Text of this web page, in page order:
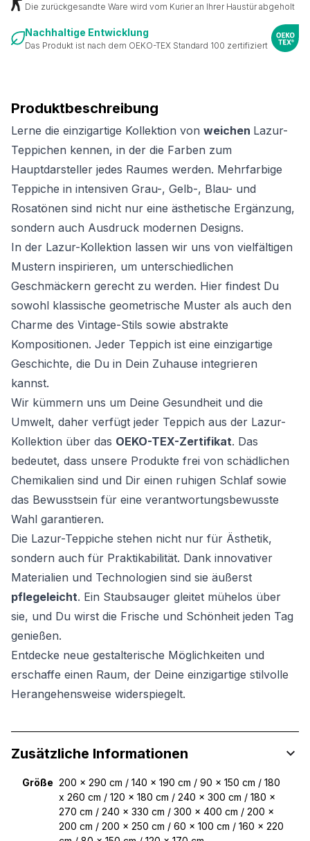
Produktbeschreibung
Lerne die einzigartige Kollektion von weichen Lazur-
Teppichen kennen, in der die Farben zum
Hauptdarsteller jedes Raumes werden. Mehrfarbige
Teppiche in intensiven Grau-, Gelb-, Blau- und
Rosatönen sind nicht nur eine ästhetische Ergänzung,
sondern auch Ausdruck modernen Designs.
In der Lazur-Kollektion lassen wir uns von vielfältigen
Mustern inspirieren, um unterschiedlichen
Geschmäckern gerecht zu werden. Hier findest Du
sowohl klassische geometrische Muster als auch den
Charme des Vintage-Stils sowie abstrakte
Kompositionen. Jeder Teppich ist eine einzigartige
Geschichte, die Du in Dein Zuhause integrieren
kannst.
Wir kümmern uns um Deine Gesundheit und die
Umwelt, daher verfügt jeder Teppich aus der Lazur-
Kollektion über das OEKO-TEX-Zertifikat. Das
bedeutet, dass unsere Produkte frei von schädlichen
Chemikalien sind und Dir einen ruhigen Schlaf sowie
das Bewusstsein für eine verantwortungsbewusste
Wahl garantieren.
Die Lazur-Teppiche stehen nicht nur für Ästhetik,
sondern auch für Praktikabilität. Dank innovativer
Materialien und Technologien sind sie äußerst
pflegeleicht. Ein Staubsauger gleitet mühelos über
sie, und Du wirst die Frische und Schönheit jeden Tag
genießen.
Entdecke neue gestalterische Möglichkeiten und
erschaffe einen Raum, der Deine einzigartige stilvolle
Herangehensweise widerspiegelt.
Die zurückgesandte Ware wird vom Kurier an Ihrer Haustür abgeholt
Nachhaltige Entwicklung
Das Produkt ist nach dem OEKO-TEX Standard 100 zertifiziert
Zusätzliche Informationen
Größe 200 x 290 cm / 140 x 190 cm / 90 x 150 cm / 180
x 260 cm / 120 x 180 cm / 240 x 300 cm / 180 x
270 cm / 240 x 330 cm / 300 x 400 cm / 200 x
200 cm / 200 x 250 cm / 60 x 100 cm / 160 x 220